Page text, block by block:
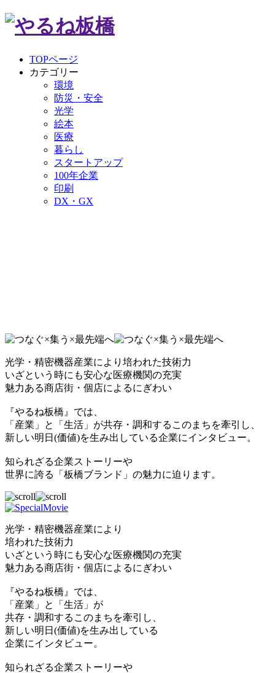
TOPページ
カテゴリー
環境
防災・安全
光学
絵本
医療
暮らし
スタートアップ
100年企業
印刷
DX・GX
光学・精密機器産業により培われた技術力
いざという時にも安心な医療機関の充実
魅力ある商店街・個店によるにぎわい
『やるね板橋』では、
「産業」と「生活」が共存・調和するこのまちを牽引し、
新しい明日(価値)を生み出している企業にインタビュー。
知られざる企業ストーリーや
世界に誇る「板橋ブランド」の魅力に迫ります。
光学・精密機器産業により
培われた技術力
いざという時にも安心な医療機関の充実
魅力ある商店街・個店によるにぎわい
『やるね板橋』では、
「産業」と「生活」が
共存・調和するこのまちを牽引し、
新しい明日(価値)を生み出している
企業にインタビュー。
知られざる企業ストーリーや